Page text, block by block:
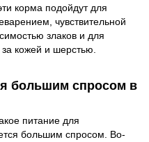
корма подойдут для
чувствительной
злаков и для
кожей и шерстью.
большим спросом в
питание для
большим спросом. Во-